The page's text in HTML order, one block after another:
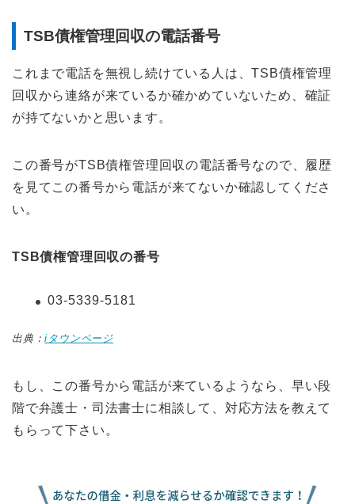
TSB債権管理回収の電話番号
これまで電話を無視し続けている人は、TSB債権管理
回収から連絡が来ているか確かめていないため、確証
が持てないかと思います。
この番号がTSB債権管理回収の電話番号なので、履歴
を見てこの番号から電話が来てないか確認してくださ
い。
TSB債権管理回収の番号
03-5339-5181
出典：iタウンページ
もし、この番号から電話が来ているようなら、早い段
階で弁護士・司法書士に相談して、対応方法を教えて
もらって下さい。